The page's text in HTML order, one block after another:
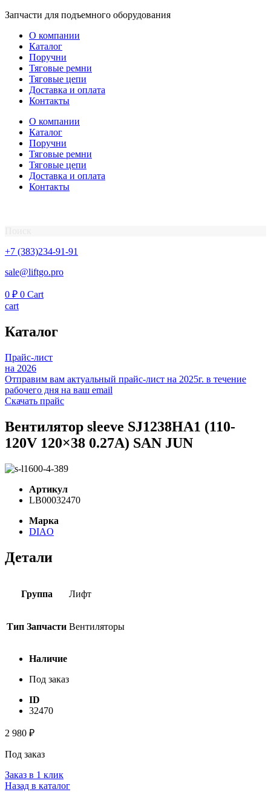
Перейти
содержимому
Запчасти для подъемного оборудования
О компании
Каталог
Поручни
Тяговые ремни
Тяговые цепи
Доставка и оплата
Контакты
О компании
Каталог
Поручни
Тяговые ремни
Тяговые цепи
Доставка и оплата
Контакты
+7 (383)234-91-91
sale@liftgo.pro
0 ₽ 0 Cart
cart
Каталог
Прайс-лист
на 2026
Отправим вам актуальный прайс-лист на 2025г. в течение
рабочего дня на ваш email
Скачать прайс
Вентилятор sleeve SJ1238HA1 (110-
120V 120×38 0.27A) SAN JUN
Артикул
LB00032470
Марка
DIAO
Детали
Группа Лифт
Тип Запчасти Вентиляторы
Наличие
Под заказ
ID
32470
2 980 ₽
Под заказ
Заказ в 1 клик
Назад в каталог